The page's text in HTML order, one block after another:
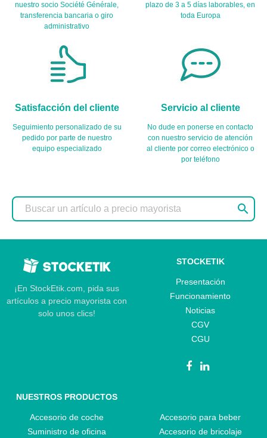
nuestro socio Société Générale,
transferencia bancaria o giro
administrativo
plazo de 3 a 5 días laborables, en
toda Europa
Satisfacción del cliente
Seguimiento personalizado de su
pedido por parte de nuestro
equipo especializado
Servicio al cliente
No dude en ponerse en contacto
con nuestro servicio de atención
al cliente por correo electrónico o
por teléfono

¡En StockEtik.com, pida sus
artículos a precio mayorista con
solo unos clics!
STOCKETIK
Presentación
Funcionamiento
Noticias
CGV
CGU
NUESTROS PRODUCTOS
Accesorio de coche
Suministro de oficina
Accesorio para beber
Accesorio de bricolaje